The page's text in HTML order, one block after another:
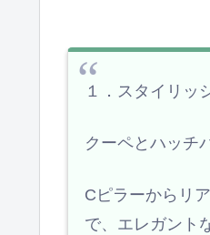
１．スタイリッ
クーペとハッチ
Cピラーからリ
で、エレガント